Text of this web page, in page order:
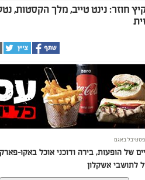
חוזר: נינט טייב, מלך הקסטות,
פסטיבל באגם
לתושבי אשקלון